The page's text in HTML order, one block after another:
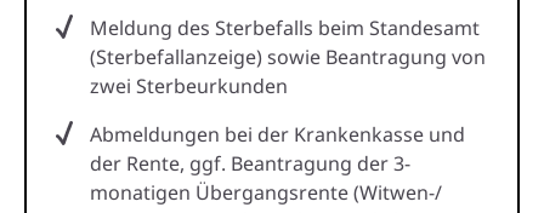
Meldung des Sterbefalls beim Standesamt
(Sterbefallanzeige) sowie Beantragung von
zwei Sterbeurkunden
Abmeldungen bei der Krankenkasse und
der Rente, ggf. Beantragung der 3-
monatigen Übergangsrente (Witwen-/